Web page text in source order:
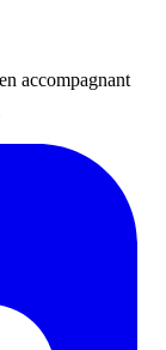
accompagnant